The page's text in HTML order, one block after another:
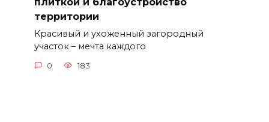
территории
Красивый и ухоженный загородный
участок – мечта каждого
0 183